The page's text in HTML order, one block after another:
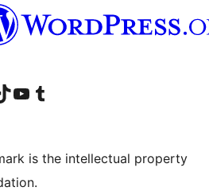
accountaccount
ടിക് ടോക് അക്കൗണ്ട് സന്ദർശിക്കുക
Visit our YouTube channel
ഞങ്ങളുടെ ടംബ്ലർ അക്കൗണ്ട് സന്ദർശിക്കുക
is the intellectual property